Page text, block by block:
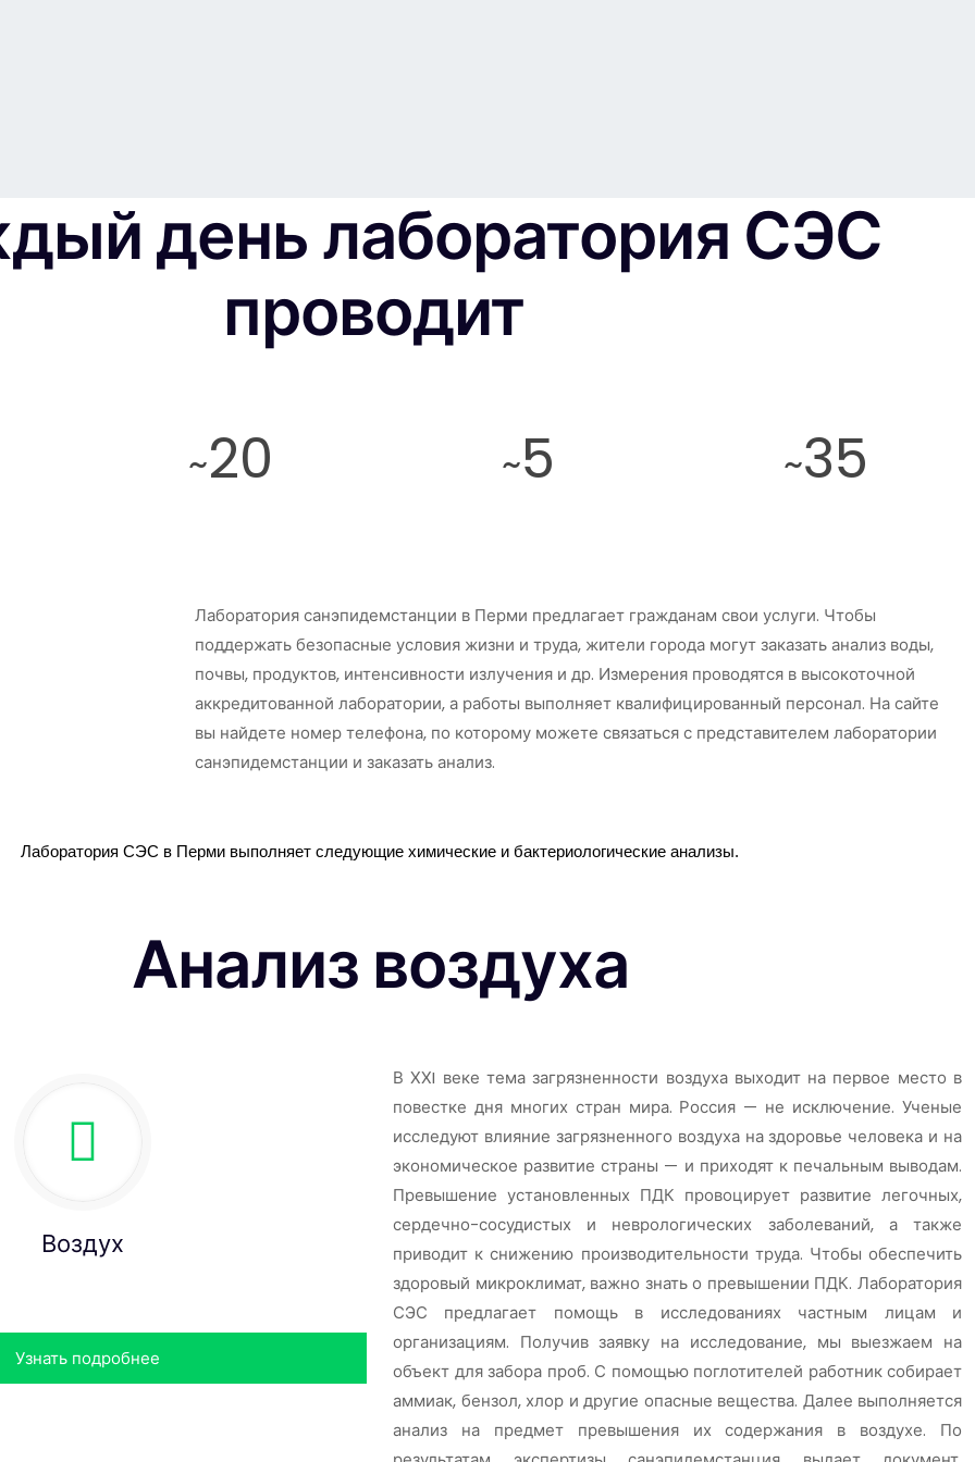
день лаборатория СЭС
проводит
~20 ~5 ~35
Лаборатория санэпидемстанции в Перми предлагает гражданам свои услуги. Чтобы
поддержать безопасные условия жизни и труда, жители города могут заказать анализ воды,
почвы, продуктов, интенсивности излучения и др. Измерения проводятся в высокоточной
аккредитованной лаборатории, а работы выполняет квалифицированный персонал. На сайте
вы найдете номер телефона, по которому можете связаться с представителем лаборатории
санэпидемстанции и заказать анализ.
Лаборатория СЭС в Перми выполняет следующие химические и бактериологические анализы.
Анализ воздуха
Воздух
Узнать подробнее
В ХХI веке тема загрязненности воздуха выходит на первое место в
повестке дня многих стран мира. Россия — не исключение. Ученые
исследуют влияние загрязненного воздуха на здоровье человека и на
экономическое развитие страны — и приходят к печальным выводам.
Превышение установленных ПДК провоцирует развитие легочных,
сердечно-сосудистых и неврологических заболеваний, а также
приводит к снижению производительности труда. Чтобы обеспечить
здоровый микроклимат, важно знать о превышении ПДК. Лаборатория
СЭС предлагает помощь в исследованиях частным лицам и
организациям. Получив заявку на исследование, мы выезжаем на
объект для забора проб. С помощью поглотителей работник собирает
аммиак, бензол, хлор и другие опасные вещества. Далее выполняется
анализ на предмет превышения их содержания в воздухе. По